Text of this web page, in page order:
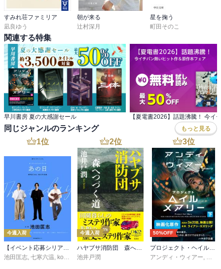
すみれ荘ファミリア
凪良ゆう
朝が来る
辻村深月
星を掬う
町田そのこ
関連する特集
早川書房 夏の大感謝セール
同じジャンルのランキング もっと見る
1位
今週入荷
【イベント応募シリアルコード付】池田匡志出演・オーディオフォトブック「あの日」SPECIAL EDITION（音声／動画付）
池田匡志, 七寒六温, konoko58 ,村崎キコ
2位
今週入荷
ハヤブサ消防団 森へつづく道
池井戸潤
3位
50%OFF
プロジェクト・ヘイル・メアリー 下
アンディ・ウィアー, 小野